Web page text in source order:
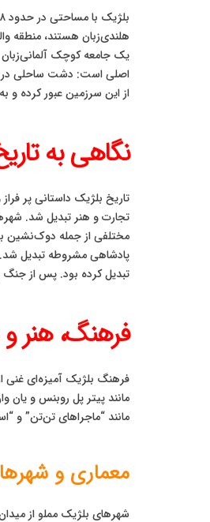
یک جامعه کوچک
اصلی است: دشت ساحلی در
از این سرزمین عبور کرده و
نگاهی به
تاریخ بلژیک داستانی پر
تجارت و هنر تبدیل شد.
پادشاهی مشروطه تبدیل شد.
تبدیل کرده بود. پس از جنگ
فرهنگ، هنر
فرهنگ بلژیک آمیزه‌ای غنی
مانند پیتر پل روبنس و یان
مانند “ماجراهای تن‌تن” و
معماری و